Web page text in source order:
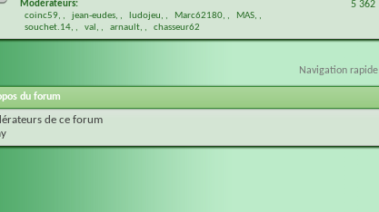
Modérateurs:
coinc59, jean-eudes, ludojeu, Marc62180, MAS,
souchet.14, val , arnault, chasseur62
5 362
Navigation rapide
du forum
de ce forum